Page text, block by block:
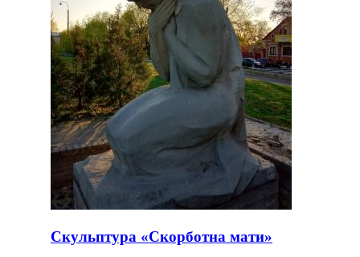
Скульптура «Скорботна мати»